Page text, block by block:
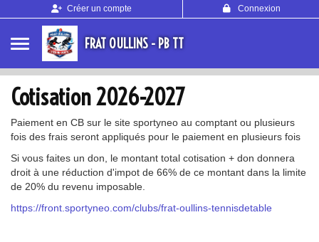
Créer un compte Connexion
FRAT OULLINS - PB TT
Cotisation 2026-2027
Paiement en CB sur le site sportyneo au comptant ou plusieurs
fois des frais seront appliqués pour le paiement en plusieurs fois
Si vous faites un don, le montant total cotisation + don donnera
droit à une réduction d'impot de 66% de ce montant dans la limite
de 20% du revenu imposable.
https://front.sportyneo.com/clubs/frat-oullins-tennisdetable
Panneau de gestion des cookies